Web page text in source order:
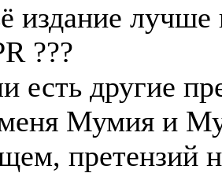
издание
???
есть другие
Мумия и
претензий